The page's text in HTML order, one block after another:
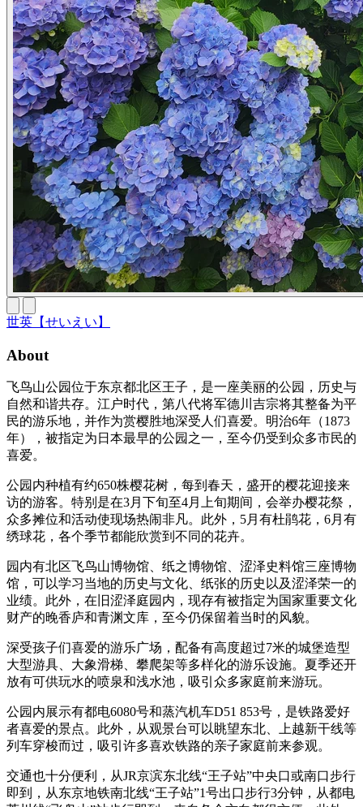
世英【せいえい】
About
飞鸟山公园位于东京都北区王子，是一座美丽的公园，历史与
自然和谐共存。江户时代，第八代将军德川吉宗将其整备为平
民的游乐地，并作为赏樱胜地深受人们喜爱。明治6年（1873
年），被指定为日本最早的公园之一，至今仍受到众多市民的
喜爱。
公园内种植有约650株樱花树，每到春天，盛开的樱花迎接来
访的游客。特别是在3月下旬至4月上旬期间，会举办樱花祭，
众多摊位和活动使现场热闹非凡。此外，5月有杜鹃花，6月有
绣球花，各个季节都能欣赏到不同的花卉。
园内有北区飞鸟山博物馆、纸之博物馆、涩泽史料馆三座博物
馆，可以学习当地的历史与文化、纸张的历史以及涩泽荣一的
业绩。此外，在旧涩泽庭园内，现存有被指定为国家重要文化
财产的晚香庐和青渊文库，至今仍保留着当时的风貌。
深受孩子们喜爱的游乐广场，配备有高度超过7米的城堡造型
大型游具、大象滑梯、攀爬架等多样化的游乐设施。夏季还开
放有可供玩水的喷泉和浅水池，吸引众多家庭前来游玩。
公园内展示有都电6080号和蒸汽机车D51 853号，是铁路爱好
者喜爱的景点。此外，从观景台可以眺望东北、上越新干线等
列车穿梭而过，吸引许多喜欢铁路的亲子家庭前来参观。
交通也十分便利，从JR京滨东北线“王子站”中央口或南口步行
即到，从东京地铁南北线“王子站”1号出口步行3分钟，从都电